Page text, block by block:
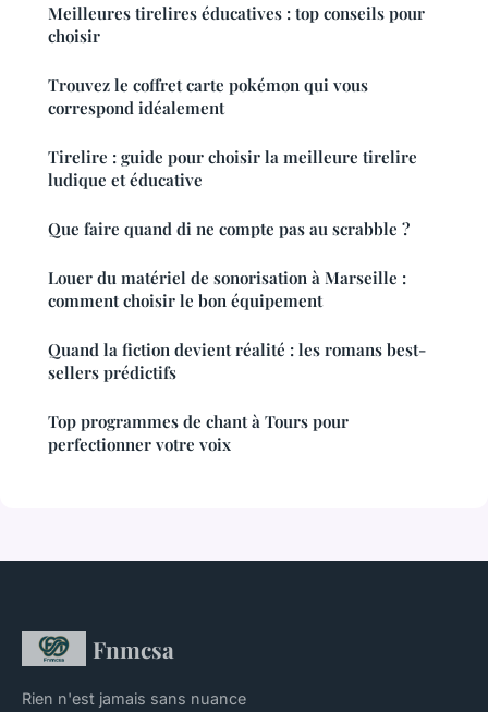
Meilleures tirelires éducatives : top conseils pour
choisir
Trouvez le coffret carte pokémon qui vous
correspond idéalement
Tirelire : guide pour choisir la meilleure tirelire
ludique et éducative
Que faire quand di ne compte pas au scrabble ?
Louer du matériel de sonorisation à Marseille :
comment choisir le bon équipement
Quand la fiction devient réalité : les romans best-
sellers prédictifs
Top programmes de chant à Tours pour
perfectionner votre voix
Fnmcsa
Rien n'est jamais sans nuance